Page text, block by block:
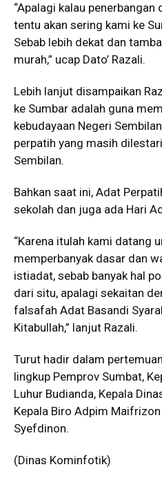
“Apalagi kalau
tentu akan sering kami ke
Sebab lebih dekat dan
murah,” ucap Dato’ Razali.
Lebih lanjut disampaikan
ke Sumbar adalah guna
kebudayaan Negeri
perpatih yang masih
Sembilan.
Bahkan saat ini, Adat
sekolah dan juga ada Hari
“Karena itulah kami datang
memperbanyak dasar dan
istiadat, sebab banyak hal
dari situ, apalagi sekaitan
falsafah Adat Basandi
Kitabullah,” lanjut Razali.
Turut hadir dalam
lingkup Pemprov Sumbat,
Luhur Budianda, Kepala
Kepala Biro Adpim
Syefdinon.
(Dinas Kominfotik)